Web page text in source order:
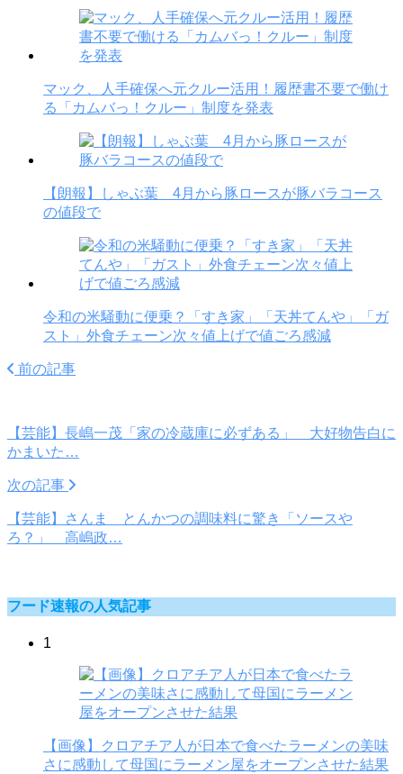
マック、人手確保へ元クルー活用！履歴書不要で働け
る「カムバっ！クルー」制度を発表
【朗報】しゃぶ葉 4月から豚ロースが豚バラコース
の値段で
令和の米騒動に便乗？「すき家」「天丼てんや」「ガ
スト」外食チェーン次々値上げで値ごろ感減
前の記事
【芸能】長嶋一茂「家の冷蔵庫に必ずある」 大好物告白に
かまいた…
次の記事
【芸能】さんま とんかつの調味料に驚き「ソースや
ろ？」 高嶋政…
フード速報の人気記事
1
【画像】クロアチア人が日本で食べたラーメンの美味
さに感動して母国にラーメン屋をオープンさせた結果